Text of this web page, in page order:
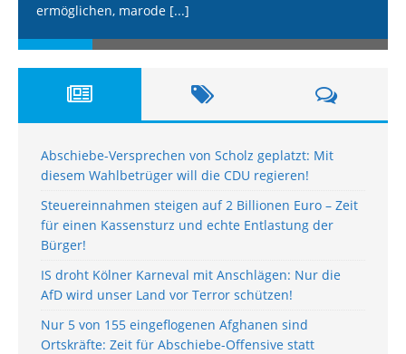
ermöglichen, marode [...]
Abschiebe-Versprechen von Scholz geplatzt: Mit
diesem Wahlbetrüger will die CDU regieren!
Steuereinnahmen steigen auf 2 Billionen Euro – Zeit
für einen Kassensturz und echte Entlastung der
Bürger!
IS droht Kölner Karneval mit Anschlägen: Nur die
AfD wird unser Land vor Terror schützen!
Nur 5 von 155 eingeflogenen Afghanen sind
Ortskräfte: Zeit für Abschiebe-Offensive statt